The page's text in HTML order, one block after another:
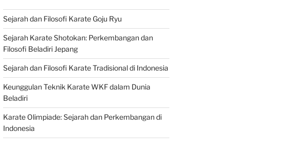
Sejarah dan Filosofi Karate Goju Ryu
Sejarah Karate Shotokan: Perkembangan dan
Filosofi Beladiri Jepang
Sejarah dan Filosofi Karate Tradisional di Indonesia
Keunggulan Teknik Karate WKF dalam Dunia
Beladiri
Karate Olimpiade: Sejarah dan Perkembangan di
Indonesia